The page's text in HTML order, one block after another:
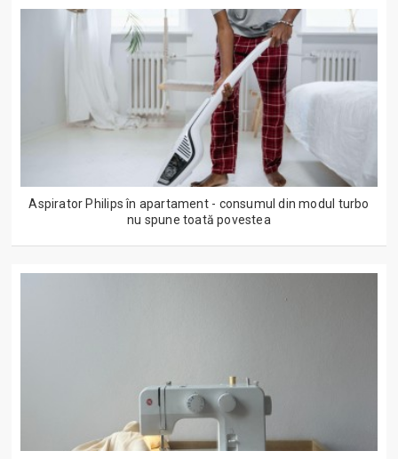
Aspirator Philips în apartament - consumul din modul turbo
nu spune toată povestea